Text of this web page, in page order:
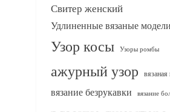
Свитер женский
Удлиненные вязаные модели
Узор косы Узоры ромбы
ажурный узор
вязание безрукавки вязание